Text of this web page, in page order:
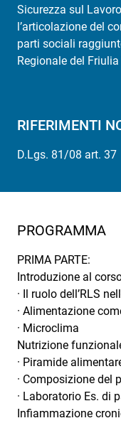
Sicurezza sul
l’articolazione del
parti sociali
Regionale del
RIFERIMENTI
D.Lgs. 81/08 art. 37
PROGRAMMA
PRIMA PARTE:
Introduzione al
· Il ruolo dell’RLS
· Alimentazione
· Microclima
Nutrizione
· Piramide
· Composizione del
· Laboratorio Es. di
Infiammazione